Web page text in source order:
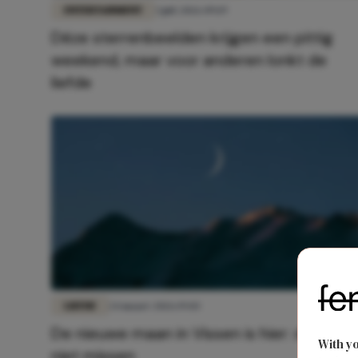
With
Déze sterrenbeelden krijgen een pittig
weekend, maar voor anderen lonkt de
liefde
De nieuwe maan in Vissen is hier: dit wil je